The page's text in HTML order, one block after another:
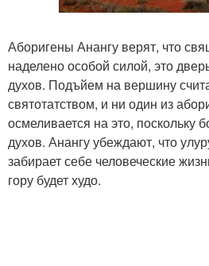
Аборигены Анангу верят, что
наделено особой силой, это
духов. Подъйем на вершину
святотатством, и ни один из
осмеливается на это, поскольку
духов. Анангу убеждают, что
забирает себе человеческие
гору будет худо.